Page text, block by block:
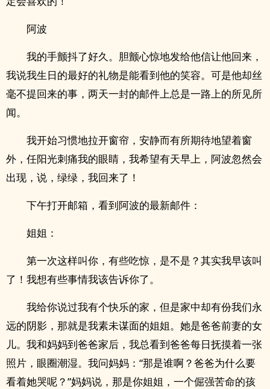
阿波
我的手颤抖了好久。胆颤心惊地发给他信让他回来，
我说我生日的最好的礼物是能看到他的笑容。可是他却丝
毫不提回来的事，两天一封的邮件上总是一路上的所见所
闻。
我开始习惯地拉开窗帘，安静而有所期待地望着窗
外，任阳光刺痛我的眼睛，我希望有天早上，阿波忽然会
出现，说，绿绿，我回来了！
下午打开邮箱，看到阿波的最新邮件：
姐姐：
第一次这样叫你，有些吃惊，是不是？其实我早该叫
了！我想有些事情我该告诉你了。
我给你说过我有个快乐的家，但是家中却有份我们永
远的阴影，那就是我素未谋面的姐姐。她是爸爸前妻的女
儿。我和妈妈到爸爸家后，我总看到爸爸每日抚摸着一张
照片，眼圈潮湿。我问妈妈：“那是谁啊？爸爸为什么要
看着她哭呢？”妈妈说，那是你姐姐，一个倔强苦命的孩